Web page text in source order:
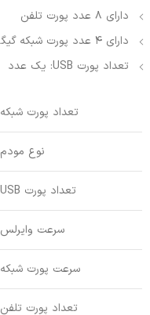
دارای 8 عدد پورت تلفن
دارای 4 عدد پورت شبکه گیگابیت
تعداد پورت USB: یک عدد
تعداد پورت شبکه
نوع مودم
تعداد پورت USB
سرعت وایرلس
سرعت پورت شبکه
تعداد پورت تلفن